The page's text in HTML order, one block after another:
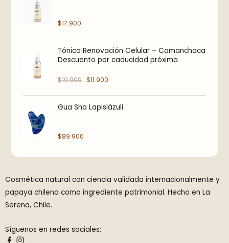
$17.900
Tónico Renovación Celular – Camanchaca
Descuento por caducidad próxima
$19.900
o
o
r
i
a
:
9
$11.900
o
a
a
1
1
Gua Sha Lapislázuli
$89.900
Cosmética natural con ciencia validada internacionalmente y
papaya chilena como ingrediente patrimonial. Hecho en La
Serena, Chile.
Síguenos en redes sociales: